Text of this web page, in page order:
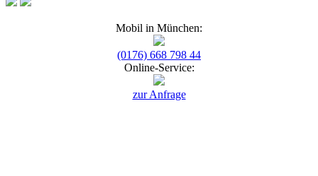
Mobil in München:
(0176) 668 798 44
Online-Service:
zur Anfrage